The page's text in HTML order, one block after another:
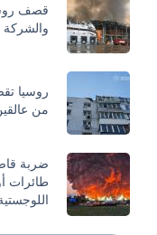
والشركة
روسيا
من
ضربة